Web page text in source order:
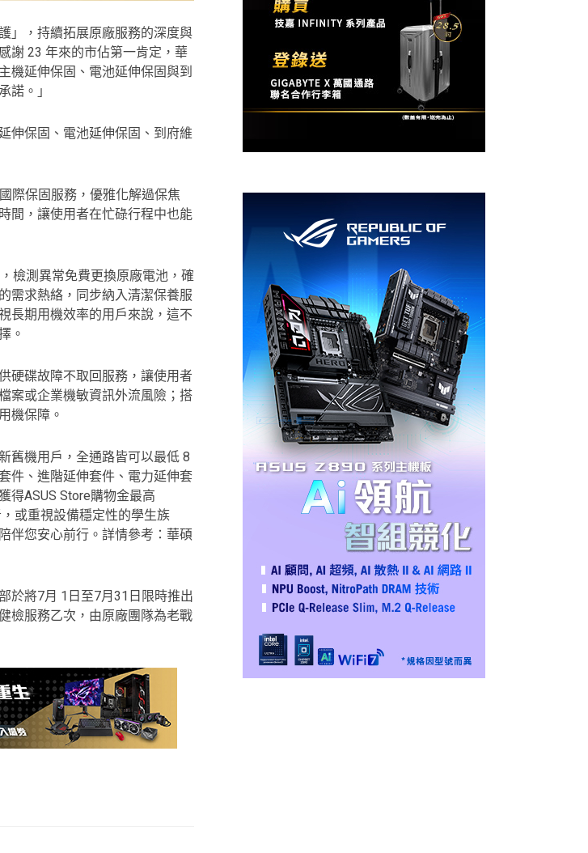
」，持續拓展原廠服務的深度與
謝 23 年來的市佔第一肯定，華
機延伸保固、電池延伸保固與到
諾。」
伸保固、電池延伸保固、到府維
際保固服務，優雅化解過保焦
間，讓使用者在忙碌行程中也能
檢測異常免費更換原廠電池，確
需求熱絡，同步納入清潔保養服
長期用機效率的用戶來說，這不
。
硬碟故障不取回服務，讓使用者
案或企業機敏資訊外流風險；搭
機保障。
舊機用戶，全通路皆可以最低 8
件、進階延伸套件、電力延伸套
得ASUS Store購物金最高
或重視設備穩定性的學生族
伴您安心前行。詳情參考：華碩
於將7月 1日至7月31日限時推出
檢服務乙次，由原廠團隊為老戰